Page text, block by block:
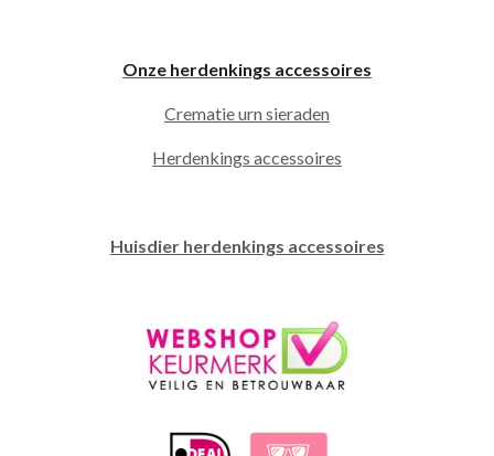
Onze herdenkings accessoires
Crematie urn sieraden
Herdenkings accessoires
Huisdier herdenkings accessoires